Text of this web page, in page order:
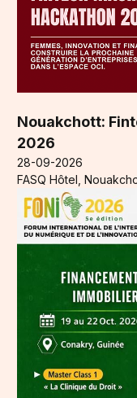
Nouakchott:
2026
28-09-2026
FASQ Hôtel,